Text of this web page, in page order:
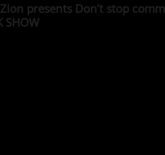
Zion presents Don’t stop
SHOW